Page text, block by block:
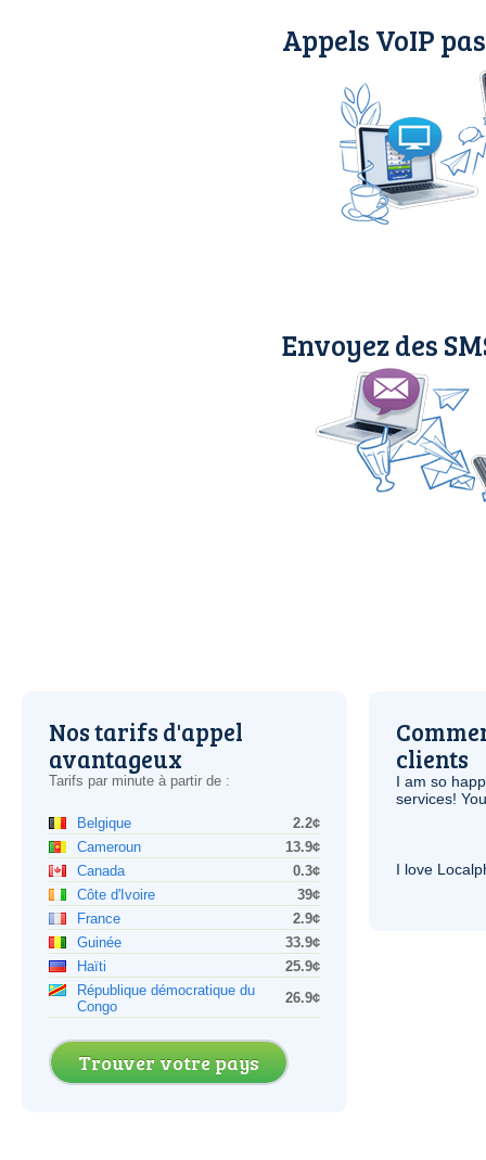
Appels VoIP
Envoyez des
Nos tarifs d'appel
avantageux
Tarifs par minute à partir de :
Belgique
2.2¢
Cameroun
13.9¢
Canada
0.3¢
Côte d'Ivoire
39¢
France
2.9¢
Guinée
33.9¢
Haïti
25.9¢
République démocratique du
Congo
26.9¢
Trouver votre pays
clients
I am so
services!
I love